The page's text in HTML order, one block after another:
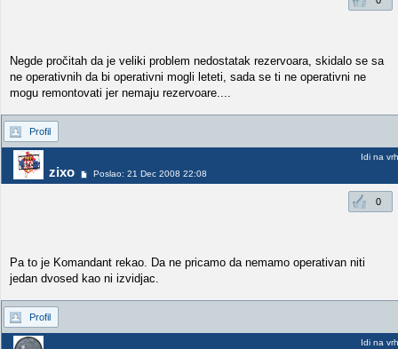
Negde pročitah da je veliki problem nedostatak rezervoara, skidalo se sa
ne operativnih da bi operativni mogli leteti, sada se ti ne operativni ne
mogu remontovati jer nemaju rezervoare....
Profil
zixo Poslao: 21 Dec 2008 22:08
Idi na vrh
0
Pa to je Komandant rekao. Da ne pricamo da nemamo operativan niti
jedan dvosed kao ni izvidjac.
Profil
Idi na vrh